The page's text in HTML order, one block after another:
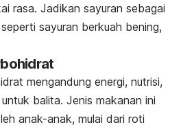
rasa. Jadikan sayuran sebagai
sayuran berkuah bening,
mengandung energi, nutrisi,
balita. Jenis makanan ini
anak-anak, mulai dari roti